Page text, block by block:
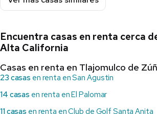
Encuentra casas en renta cerca
Alta California
Casas en renta en Tlajomulco de
23 casas en renta en San Agustin
14 casas en renta en El Palomar
11 casas en renta en Club de Golf Santa Anita